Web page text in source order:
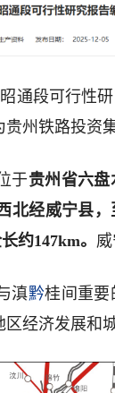
通段可行性
州铁路投资
于贵州省六盘
北经威宁县
约147km。
滇黔桂间重要
经济发展和